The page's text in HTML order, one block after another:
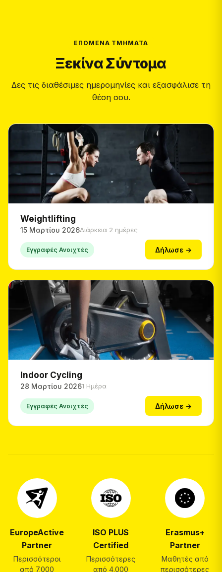
ΕΠΌΜΕΝΑ ΤΜΉΜΑΤΑ
Ξεκίνα Σύντομα
Δες τις διαθέσιμες ημερομηνίες και εξασφάλισε τη
θέση σου.
Weightlifting
15 Μαρτίου 2026Διάρκεια 2 ημέρες
Εγγραφές Ανοιχτές Δήλωσε →
Indoor Cycling
28 Μαρτίου 20261 Ημέρα
Εγγραφές Ανοιχτές Δήλωσε →
EuropeActive
Partner
Περισσότεροι
από 7.000
ISO PLUS
Certified
Περισσότερες
από 4.000
Erasmus+
Partner
Μαθητές από
περισσότερες